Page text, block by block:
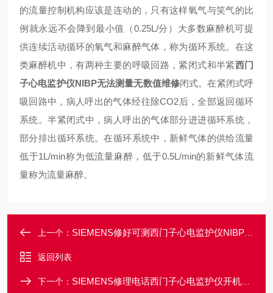
的流量控制机构应该是连动的，只有这样氧气与笑气的比
例就永远不会降到最小值（0.25L/分） 大多数麻醉机可提
供连续活动循环的氧气和麻醉气体，称为循环系统。在这
类麻醉机中，有两种主要的呼吸回路，紧闭式和半紧西门
子心电监护仪NIBP无法测量无数值维修闭式。在紧闭式呼
吸回路中，病人呼出的气体经往除CO2后，全部返回循环
系统。半紧闭式中，病人呼出的气体部分进进循环系统，
部分排出循环系统。在循环系统中，新鲜气体的供给流量
低于1L/min称为低流量麻醉，低于0.5L/min的新鲜气体流
量称为流量麻醉。
上一个： SIEMENS修好可测西门子心电监护仪NIBP测量值不准确修理电话
返回列表
下一个： SIEMENS修理电话西门子心电监护仪开机不显示心电图参数维修